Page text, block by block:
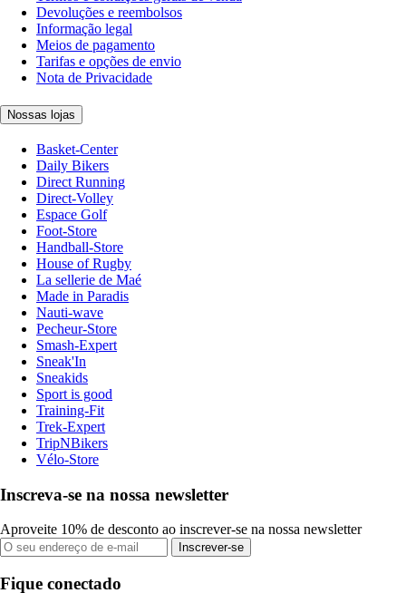
Devoluções e reembolsos
Informação legal
Meios de pagamento
Tarifas e opções de envio
Nota de Privacidade
Nossas lojas
Basket-Center
Daily Bikers
Direct Running
Direct-Volley
Espace Golf
Foot-Store
Handball-Store
House of Rugby
La sellerie de Maé
Made in Paradis
Nauti-wave
Pecheur-Store
Smash-Expert
Sneak'In
Sneakids
Sport is good
Training-Fit
Trek-Expert
TripNBikers
Vélo-Store
Inscreva-se na nossa newsletter
Aproveite 10% de desconto ao inscrever-se na nossa newsletter
Inscrever-se
Fique conectado